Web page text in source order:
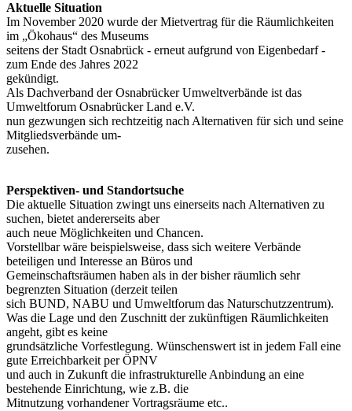
Aktuelle Situation
Im November 2020 wurde der Mietvertrag für die Räumlichkeiten
im „Ökohaus“ des Museums
seitens der Stadt Osnabrück - erneut aufgrund von Eigenbedarf -
zum Ende des Jahres 2022
gekündigt.
Als Dachverband der Osnabrücker Umweltverbände ist das
Umweltforum Osnabrücker Land e.V.
nun gezwungen sich rechtzeitig nach Alternativen für sich und seine
Mitgliedsverbände um-
zusehen.
Perspektiven- und Standortsuche
Die aktuelle Situation zwingt uns einerseits nach Alternativen zu
suchen, bietet andererseits aber
auch neue Möglichkeiten und Chancen.
Vorstellbar wäre beispielsweise, dass sich weitere Verbände
beteiligen und Interesse an Büros und
Gemeinschaftsräumen haben als in der bisher räumlich sehr
begrenzten Situation (derzeit teilen
sich BUND, NABU und Umweltforum das Naturschutzzentrum).
Was die Lage und den Zuschnitt der zukünftigen Räumlichkeiten
angeht, gibt es keine
grundsätzliche Vorfestlegung. Wünschenswert ist in jedem Fall eine
gute Erreichbarkeit per ÖPNV
und auch in Zukunft die infrastrukturelle Anbindung an eine
bestehende Einrichtung, wie z.B. die
Mitnutzung vorhandener Vortragsräume etc..